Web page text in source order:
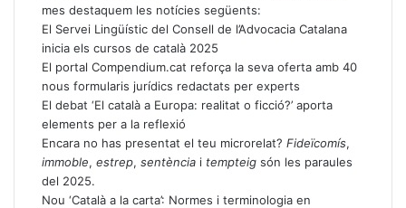
mes destaquem les notícies següents:
El Servei Lingüístic del Consell de l’Advocacia Catalana
inicia els cursos de català 2025
El portal Compendium.cat reforça la seva oferta amb 40
nous formularis jurídics redactats per experts
El debat ‘El català a Europa: realitat o ficció?’ aporta
elements per a la reflexió
Encara no has presentat el teu microrelat? Fideïcomís,
immoble, estrep, sentència i tempteig són les paraules
del 2025.
Nou ‘Català a la carta’: Normes i terminologia en